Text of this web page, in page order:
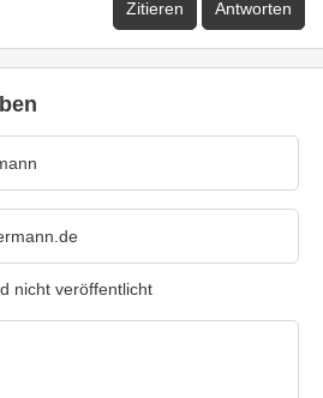
Zitieren Antworten
nicht veröffentlicht